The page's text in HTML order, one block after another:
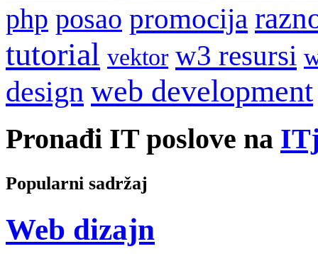
php posao promocija
tutorial vektor w3 resursi
design web development
Pronađi IT poslove na
Popularni sadržaj
Web dizajn